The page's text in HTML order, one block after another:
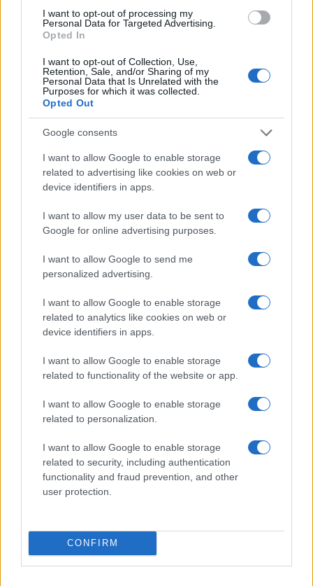
I want to opt-out of processing my
Personal Data for Targeted Advertising.
Opted In
I want to opt-out of Collection, Use,
Retention, Sale, and/or Sharing of my
Personal Data that Is Unrelated with the
Purposes for which it was collected.
Opted Out
Google consents
I want to allow Google to enable storage
related to advertising like cookies on web or
device identifiers in apps.
I want to allow my user data to be sent to
Google for online advertising purposes.
I want to allow Google to send me
personalized advertising.
I want to allow Google to enable storage
related to analytics like cookies on web or
device identifiers in apps.
I want to allow Google to enable storage
related to functionality of the website or app.
I want to allow Google to enable storage
related to personalization.
I want to allow Google to enable storage
related to security, including authentication
functionality and fraud prevention, and other
user protection.
CONFIRM
due serbi sarebbe scattato…
Leggi l’articolo →
Lazio, a Formello lavori di
restyling del centro sportivo
Nel quartier generale biancoceleste grandi lavori
di restyling del centro sportivo. Formello diventa
sempre più la casa della Lazio. A Formello lavori